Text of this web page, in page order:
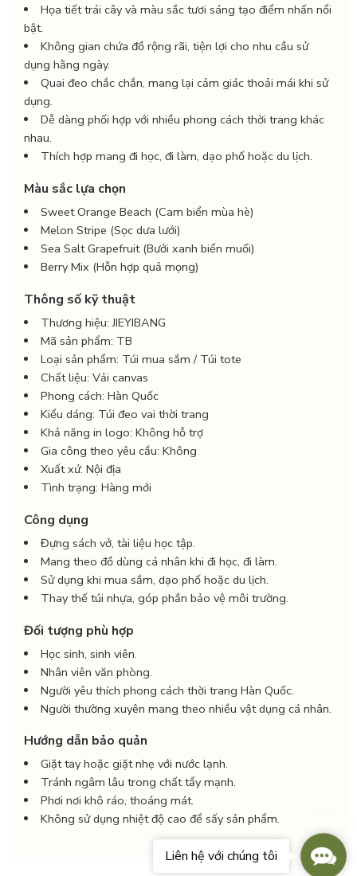
Họa tiết trái cây và màu sắc tươi sáng tạo điểm nhấn nổi
bật.
Không gian chứa đồ rộng rãi, tiện lợi cho nhu cầu sử
dụng hằng ngày.
Quai đeo chắc chắn, mang lại cảm giác thoải mái khi sử
dụng.
Dễ dàng phối hợp với nhiều phong cách thời trang khác
nhau.
Thích hợp mang đi học, đi làm, dạo phố hoặc du lịch.
Màu sắc lựa chọn
Sweet Orange Beach (Cam biển mùa hè)
Melon Stripe (Sọc dưa lưới)
Sea Salt Grapefruit (Bưởi xanh biển muối)
Berry Mix (Hỗn hợp quả mọng)
Thông số kỹ thuật
Thương hiệu: JIEYIBANG
Mã sản phẩm: TB
Loại sản phẩm: Túi mua sắm / Túi tote
Chất liệu: Vải canvas
Phong cách: Hàn Quốc
Kiểu dáng: Túi đeo vai thời trang
Khả năng in logo: Không hỗ trợ
Gia công theo yêu cầu: Không
Xuất xứ: Nội địa
Tình trạng: Hàng mới
Công dụng
Đựng sách vở, tài liệu học tập.
Mang theo đồ dùng cá nhân khi đi học, đi làm.
Sử dụng khi mua sắm, dạo phố hoặc du lịch.
Thay thế túi nhựa, góp phần bảo vệ môi trường.
Đối tượng phù hợp
Học sinh, sinh viên.
Nhân viên văn phòng.
Người yêu thích phong cách thời trang Hàn Quốc.
Người thường xuyên mang theo nhiều vật dụng cá nhân.
Hướng dẫn bảo quản
Giặt tay hoặc giặt nhẹ với nước lạnh.
Tránh ngâm lâu trong chất tẩy mạnh.
Phơi nơi khô ráo, thoáng mát.
Không sử dụng nhiệt độ cao để sấy sản phẩm.
Us
Liên hệ với chúng tôi